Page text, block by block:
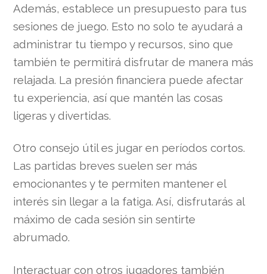
Además, establece un presupuesto para tus
sesiones de juego. Esto no solo te ayudará a
administrar tu tiempo y recursos, sino que
también te permitirá disfrutar de manera más
relajada. La presión financiera puede afectar
tu experiencia, así que mantén las cosas
ligeras y divertidas.
Otro consejo útil es jugar en períodos cortos.
Las partidas breves suelen ser más
emocionantes y te permiten mantener el
interés sin llegar a la fatiga. Así, disfrutarás al
máximo de cada sesión sin sentirte
abrumado.
Interactuar con otros jugadores también